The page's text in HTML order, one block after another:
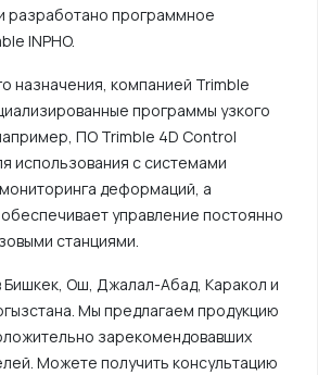
разработано программное
INPHO.
назначения, компанией Trimble
программы узкого
ПО Trimble 4D Control
использования с системами
деформаций, а
управление постоянно
станциями.
Бишкек, Ош, Джалал-Абад, Каракол и
Мы предлагаем продукцию
зарекомендовавших
Можете получить консультацию